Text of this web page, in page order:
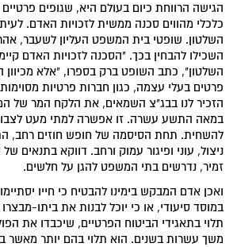
הגישה הרווחת כיום בעולם היא, שגופים
כלכלי מהווים סכנה ממשית לזכויות האדם.
השלטון. שופטי בית המשפט העליון לשעבר,
השכילו להבחין בכך. "הסכנה לזכויות האדם
השלטון", כתב השופט ברק בספרו, "אלא מכיוון
פרטים בעלי עצמה, כגון חברות פרטיות
הזכיר לנו בבג"צ השמאים, את הלקח המר של
במאה התשע עשרה. זו אפשרה למתי מעט
להשחית. תחת הסיסמה של חופש חוזים רחב,
ניצול, עוני ופיגור עמוק ורחב. דווקא בתנאים
זמיר, נדרשים בתי המשפט להגן על חלשים.
ואכן אדם המבקש בימינו להבטיח כי חייו
במוסד סיעודי, או כי יוכל לבנות את ביתו-
תלוי בתאגידי הביטוח הפרטיים, שיכבדו את
משך עשרות בשנים. הוא תלוי בהם יותר מאשר